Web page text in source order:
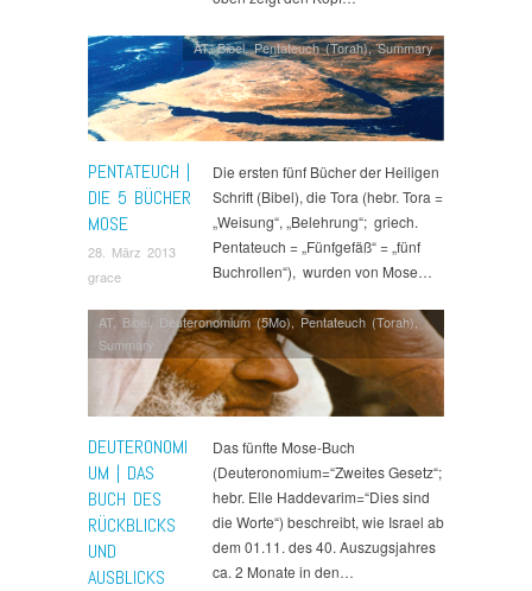
PENTATEUCH |
DIE 5 BÜCHER
MOSE
28. März 2013
grace
AT,Bibel,Pentateuch (Torah),Summary
Die ersten fünf Bücher der Heiligen
Schrift (Bibel), die Tora (hebr. Tora =
„Weisung“, „Belehrung“; griech.
Pentateuch = „Fünfgefäß“ = „fünf
Buchrollen“), wurden von Mose…
DEUTERONOMI
UM | DAS
BUCH DES
RÜCKBLICKS
UND
AUSBLICKS
AT, Bibel, Deuteronomium (5Mo),Pentateuch (Torah),
Summary
Das fünfte Mose-Buch
(Deuteronomium=“Zweites Gesetz“;
hebr. Elle Haddevarim=“Dies sind
die Worte“) beschreibt, wie Israel ab
dem 01.11. des 40. Auszugsjahres
ca. 2 Monate in den…